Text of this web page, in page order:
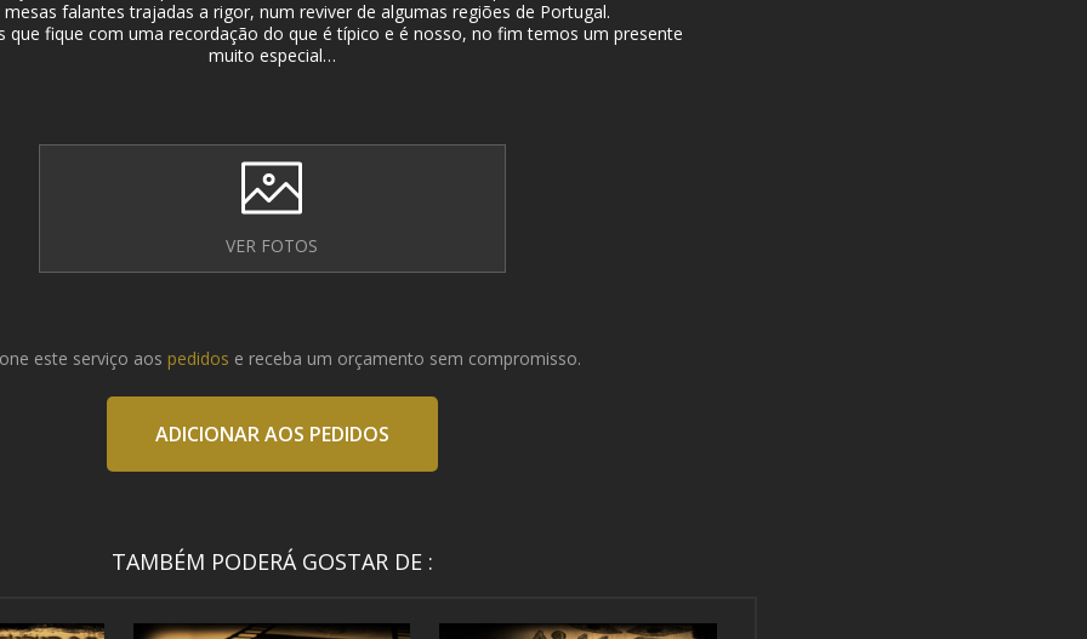
falantes trajadas a rigor, num reviver de algumas regiões de Portugal.
que fique com uma recordação do que é típico e é nosso, no fim temos um presente
muito especial…
VER FOTOS
este serviço aos pedidos e receba um orçamento sem compromisso.
ADICIONAR AOS PEDIDOS
TAMBÉM PODERÁ GOSTAR DE :